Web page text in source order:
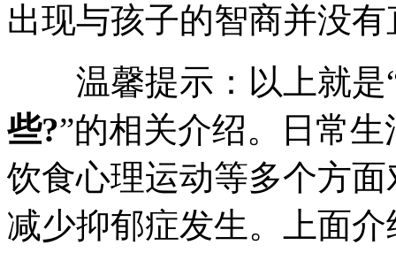
出现与孩子的智商并没
温馨提示：以上就是
些?”的相关介绍。日常
饮食心理运动等多个方
减少抑郁症发生。上面